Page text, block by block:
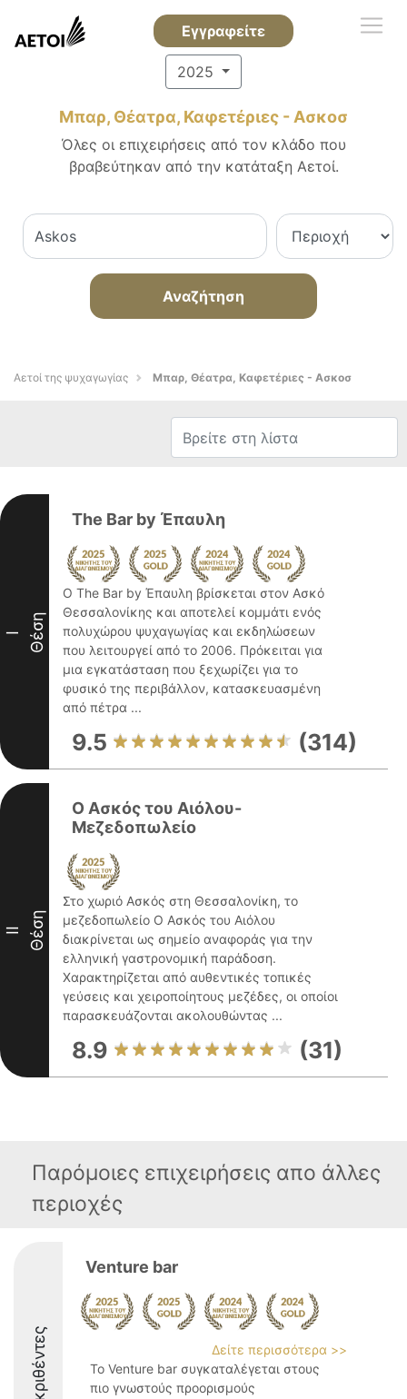
Εγγραφείτε
2025
Μπαρ, Θέατρα, Καφετέριες - Ασκοσ
Όλες οι επιχειρήσεις από τον κλάδο που
βραβεύτηκαν από την κατάταξη Αετοί.
Αναζήτηση
Αετοί της ψυχαγωγίας Μπαρ, Θέατρα, Καφετέριες - Ασκοσ
I Θέση
The Bar by Έπαυλη
Ο The Bar by Έπαυλη βρίσκεται στον Ασκό
Θεσσαλονίκης και αποτελεί κομμάτι ενός
πολυχώρου ψυχαγωγίας και εκδηλώσεων
που λειτουργεί από το 2006. Πρόκειται για
μια εγκατάσταση που ξεχωρίζει για το
φυσικό της περιβάλλον, κατασκευασμένη
από πέτρα ...
9.5 (314)
II Θέση
Ο Ασκός του Αιόλου-
Μεζεδοπωλείο
Στο χωριό Ασκός στη Θεσσαλονίκη, το
μεζεδοπωλείο Ο Ασκός του Αιόλου
διακρίνεται ως σημείο αναφοράς για την
ελληνική γαστρονομική παράδοση.
Χαρακτηρίζεται από αυθεντικές τοπικές
γεύσεις και χειροποίητους μεζέδες, οι οποίοι
παρασκευάζονται ακολουθώντας ...
8.9 (31)
Παρόμοιες επιχειρήσεις απο άλλες
περιοχές
Διακριθέντες
Venture bar
Δείτε περισσότερα >>
Το Venture bar συγκαταλέγεται στους
πιο γνωστούς προορισμούς